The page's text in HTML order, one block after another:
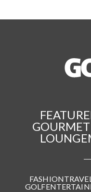
FEATURE
GOURMET
LOUNGE
FASHION
GOLF